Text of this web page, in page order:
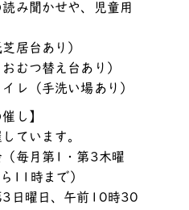
み聞かせや、児童用
居台あり）
むつ替え台あり）
レ（手洗い場あり）
し】
ています。
（毎月第1・第3木曜
11時まで）
3日曜日、午前10時30